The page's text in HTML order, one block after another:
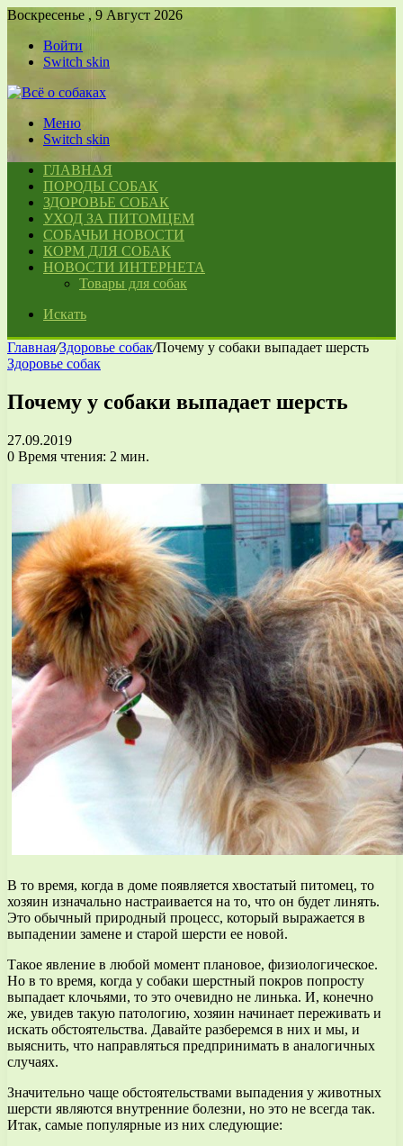
Воскресенье , 9 Август 2026
Войти
Switch skin
Меню
Switch skin
ГЛАВНАЯ
ПОРОДЫ СОБАК
ЗДОРОВЬЕ СОБАК
УХОД ЗА ПИТОМЦЕМ
СОБАЧЬИ НОВОСТИ
КОРМ ДЛЯ СОБАК
НОВОСТИ ИНТЕРНЕТА
Товары для собак
Искать
Главная/Здоровье собак/Почему у собаки выпадает шерсть
Здоровье собак
Почему у собаки выпадает шерсть
27.09.2019
0 Время чтения: 2 мин.
В то время, когда в доме появляется хвостатый питомец, то
хозяин изначально настраивается на то, что он будет линять.
Это обычный природный процесс, который выражается в
выпадении замене и старой шерсти ее новой.
Такое явление в любой момент плановое, физиологическое.
Но в то время, когда у собаки шерстный покров попросту
выпадает клочьями, то это очевидно не линька. И, конечно
же, увидев такую патологию, хозяин начинает переживать и
искать обстоятельства. Давайте разберемся в них и мы, и
выяснить, что направляться предпринимать в аналогичных
случаях.
Значительно чаще обстоятельствами выпадения у животных
шерсти являются внутренние болезни, но это не всегда так.
Итак, самые популярные из них следующие: